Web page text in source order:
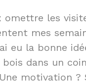
omettre les
mes
eu la bonne
dans un
motivation ?